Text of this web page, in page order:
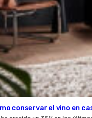
conservar el vino en